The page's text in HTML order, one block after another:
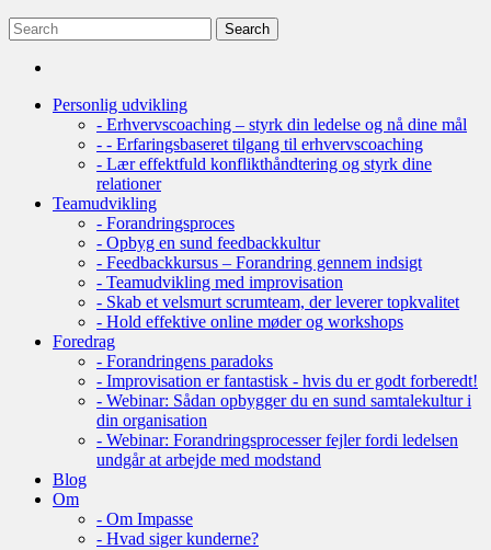
Personlig udvikling
- Erhvervscoaching – styrk din ledelse og nå dine mål
- - Erfaringsbaseret tilgang til erhvervscoaching
- Lær effektfuld konflikthåndtering og styrk dine
relationer
Teamudvikling
- Forandringsproces
- Opbyg en sund feedbackkultur
- Feedbackkursus – Forandring gennem indsigt
- Teamudvikling med improvisation
- Skab et velsmurt scrumteam, der leverer topkvalitet
- Hold effektive online møder og workshops
Foredrag
- Forandringens paradoks
- Improvisation er fantastisk - hvis du er godt forberedt!
- Webinar: Sådan opbygger du en sund samtalekultur i
din organisation
- Webinar: Forandringsprocesser fejler fordi ledelsen
undgår at arbejde med modstand
Blog
Om
- Om Impasse
- Hvad siger kunderne?